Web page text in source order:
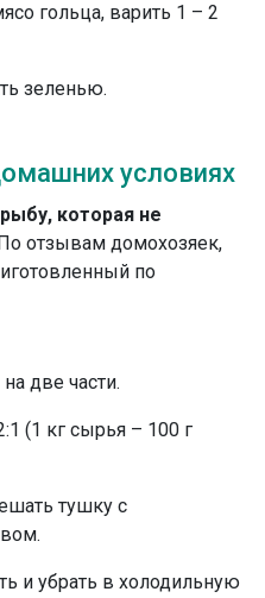
гольца, варить 1 – 2
зеленью.
условиях
которая не
отзывам домохозяек,
по
две части.
(1 кг сырья – 100 г
тушку с
и убрать в холодильную